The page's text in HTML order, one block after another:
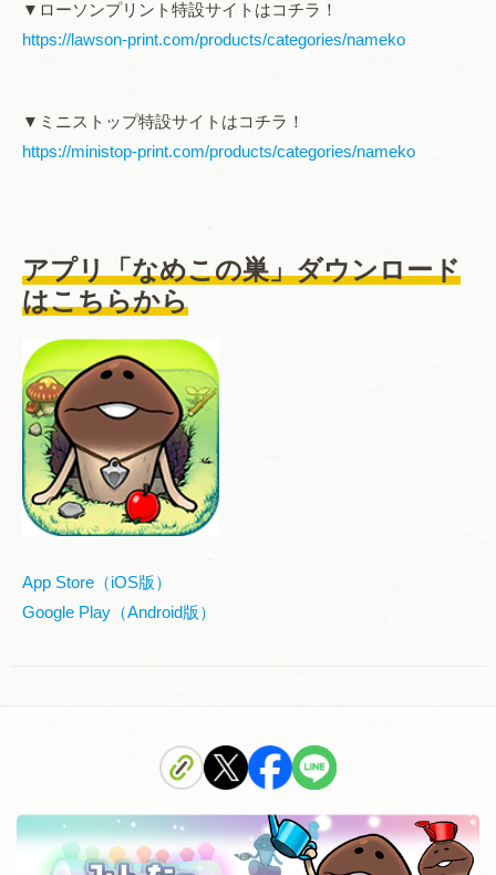
▼ローソンプリント特設サイトはコチラ！
https://lawson-print.com/products/categories/nameko
▼ミニストップ特設サイトはコチラ！
https://ministop-print.com/products/categories/nameko
アプリ「なめこの巣」ダウンロード
はこちらから
App Store（iOS版）
Google Play（Android版）